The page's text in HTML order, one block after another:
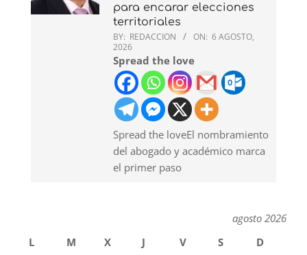
para encarar elecciones
territoriales
BY: REDACCION ON: 6 AGOSTO,
2026
Spread the love
Spread the loveEl nombramiento
del abogado y académico marca
el primer paso
agosto 2026
L
M X J V S
D